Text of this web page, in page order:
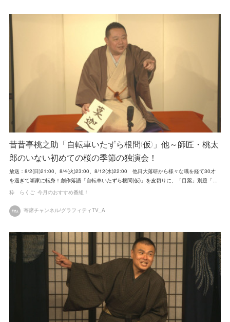
昔昔亭桃之助「自転車いたずら根問(仮)」他～師匠・桃太
郎のいない初めての桜の季節の独演会！
放送：8/2(日)21:00、8/4(火)23:00、8/12(水)22:00 他日大落研から様々な職を経て30才
を過ぎて噺家に転身！創作落語「自転車いたずら根問(仮)」を皮切りに、「目薬」別題「…
粋 らくご 今月のおすすめ番組！
寄席チャンネル/グラフィティTV_A